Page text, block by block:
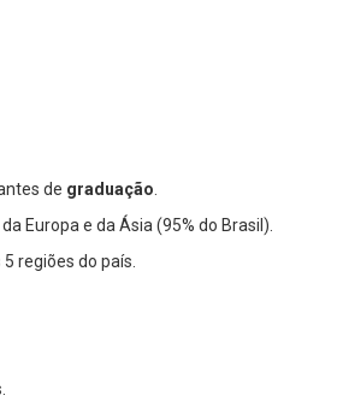
de graduação
Europa e da Ásia (95% do Brasil).
regiões do país.